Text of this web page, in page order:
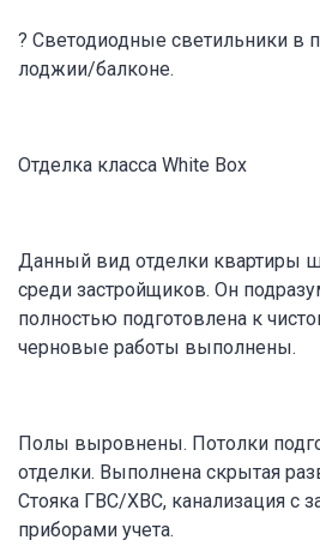
? Светодиодные светильники в
лоджии/балконе.
Отделка класса White Box
Данный вид отделки квартиры
среди застройщиков. Он
полностью подготовлена к
черновые работы выполнены.
Полы выровнены. Потолки
отделки. Выполнена скрытая
Стояка ГВС/ХВС, канализация с
приборами учета.